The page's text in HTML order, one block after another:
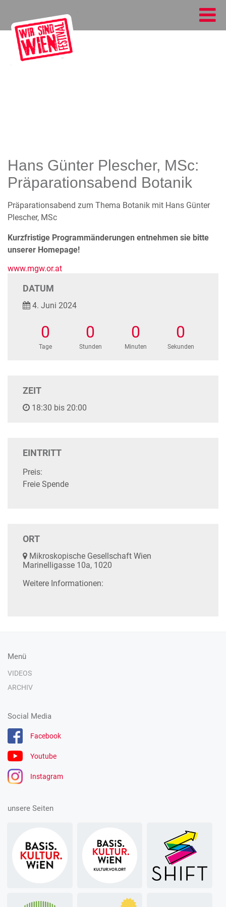
Hans Günter Plescher, MSc:
Präparationsabend Botanik
Präparationsabend zum Thema Botanik mit Hans Günter
Plescher, MSc
Kurzfristige Programmänderungen entnehmen sie bitte
unserer Homepage!
www.mgw.or.at
DATUM
4. Juni 2024
0
Tage
0
Stunden
0
Minuten
0
Sekunden
ZEIT
18:30 bis 20:00
EINTRITT
Preis:
Freie Spende
ORT
Mikroskopische Gesellschaft Wien
Marinelligasse 10a, 1020
Weitere Informationen:
Menü
VIDEOS
ARCHIV
Social Media
Facebook
Youtube
Instagram
unsere Seiten